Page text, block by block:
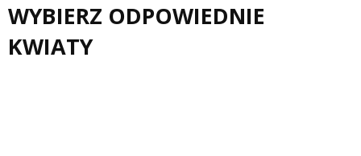
WYBIERZ ODPOWIEDNIE
KWIATY